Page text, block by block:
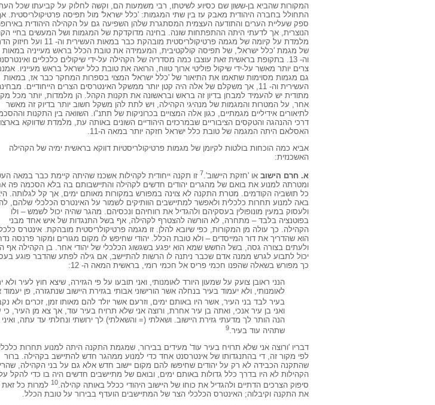
המקורות שהביא בן-ששון שם כסיוע לשיטתו, רבי משמעות הם, וקשה לחלוק על קביעתו שכל
התחולל בחברה היהודית מאבק עז בין שתי המגמות: 'כלל ישראל' מול תפיסה פרטיקולריסטית.
ספק שעליית הערים והתודעה העצמית המסתגרת שלהן השפיעה גם על הקהילה היהודית
הנוצרית, אך לדעתי היתה ההתפתחות שונה. בחינה מדוקדקת של המגמות ושל המעשים בחיי
מלמדת על קיומה של מגמה פרטיקולריסטית מובהקת כבר במאות העשירית
וה- 13. בתקופת בראשית זאת עוצבו כמה מסדריה של הקהילה על-ידי שיקולים כלכליים
צרים יותר מאשר על-ידי שיקול פוליטי ארוך טווח, הרואה את טובת כלל ישראל בראש מעייניו.
גם מגמות מסוימות שתאמו את התיאור של 'כלל ישראל' המצוי בספרות המחקר כבר אז, במאות
העשירית וה- 11, אך משקלם של אלה היה קטן יותר ממשקל האינטרסים הצרים הייחודיים.
מתודית יש להעמיד למבחן בדיון זה בראש ובראשונה את תקנות הקהל. הן מלמדות, יותר מכל
אחר, על המטרות והמגמות של מנהיגי הקהילה, ויש לתת להן משקל חשוב יותר בדיוק זה מאשר
לתיאורים אידיליים מגמתיים, כגון אלה המצויים בכרוניקות של תתנ"ו. השוואה בין התקנות
דרכי ההנהגה והטקסים הציבוריים שבמרכזים היהודיים השונים באותה עת, מלמדת שדווקא
האסלאם היתה המגמה של טובת כלל ישראל חזקה יותר במאה ה-11.
אביא כמה הוכחות בולטות לקיומן של מגמות פרטיקולריסטיות דווקא בראשית ימיה של הקהילה
האשכנזית:
א. חרם הישוב או 'חזקת היישוב'. 7 זו תקנה ייחודית לקהילות אשכנז שהיתה קיימת כבר במאה
ומטרתה למנוע את בואם של מהגרים יהודים חדשים לקהילה והתיישבותם בה בלא הסכמה פה
כל תושביה הקודמים. מטרת התקנה לא צוינה במפורש במקורות מאותם ימים, אך קל לגלותה.
באה למנוע תחרות כלכלית ולאפשר למתיישבים הוותיקים לשמור על האינטרס הכלכלי שלהם,
ולעסוק במעין מונופולין בעסקיהם ולהגדיל את רווחיהם ונכסיהם. מהגר שהיה יכול לשמש – ולו
בפוטנציה בלבד – מתחרה, לא הורשה להצטרף לקהילה, אף בשל התנגדות של איש אחד מבני
הקהילה. כך עולה מן המקורות, כפי שיובא להלן. זו מגמה פרטיקולריסטית מובהקת. אינטרס
הוא שהדריך את דור המייסדים – ולא טובת הכלל. יהודי שחיפש לו מקום מגורים ומקור פרנסה
ולעתים בצורה גסה, בשל החשש שמא הוא יפגע בשגשוג הכלכלי של יהודי אחר. בן הקהילה אף
יכול לתבוע לגרש ממנה אדם שכבר ניתנה לו הרשות להתיישב, אם גילה לפתע שהדבר פוגע
כך מפורש בשאלה שהפנו חכמי פריס אל חכמי רומי, בראשית המאה ה- 12:
הנני ראובן צועק על שמעון היורד לאומנותי, ואני תובעו על פי הגזירה, שיצא חוץ לעיר ולא
לאומנותי, ולא יעמוד בעיר בנחלה אשר הורישוני אבותי בגזירת היישוב שנתגזרה, פן יעמוד
בעיר לבד בני העיר, אשר היו באותם ימים, וזרעם אשר יולד להם מאותו זמן, זכרים ולא
ואני בן עיר אנכי, ואתה בן עיר אחרת, ורוצה אני שלא תרויח בעיר עוד, אך צא מן העיר, כי
הנה הותר לך מדעתי גזירת היישוב. ושאלתי (= והשאלתי) לך ירושתי ונחלתי עד עתה, ואיני
שתהיה עוד בעיר.9
דבריו 'ורוצה אני שלא תרויח בעיר עוד' מעידים בבירור, שמגמת התקנה היתה למנוע תחרות
לפי מקור זה, די בהתנגדותו של אינטרסנט אחד כדי למנוע ממהגר חדש להתיישב בקהילה. ברור
שהתקנה הכבידה לא רק על יהודים שחיפשו להם מקום יישוב חדש אלא גם על בני הקהילה, שהרי
הקהילות לא היו בדרך כלל גדולות באותם ימים, ובואם של מתיישבים חדשים היה בו כדי להקל
סיפוק הצרכים הדתיים ולהגדיל את כוחו של היישוב היהודי ככלל באותה קהילה.10 למרות כל זאת
את התקנה וקיבלוה; האינטרס הכלכלי הצר של המתיישבים הועדף בבירור על טובת הכלל.